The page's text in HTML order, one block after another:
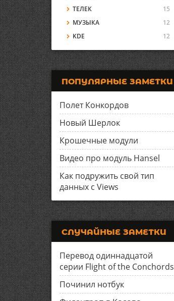
ТЕЛЕК
15
МУЗЫКА
12
KDE
12
ПОПУЛЯРНЫЕ ЗАМЕТКИ
Полет Конкордов
Новый Шерлок
Крошечные модули
Видео про модуль Hansel
Как подружить свой тип
данных с Views
СЛУЧАЙНЫЕ ЗАМЕТКИ
Перевод одиннадцатой
серии Flight of the Conchords
Починил нотбук